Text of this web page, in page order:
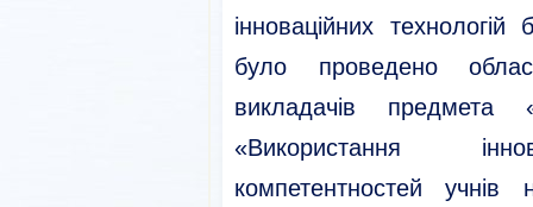
інноваційних технологій
було проведено
викладачів
«Використання
компетентностей учнів